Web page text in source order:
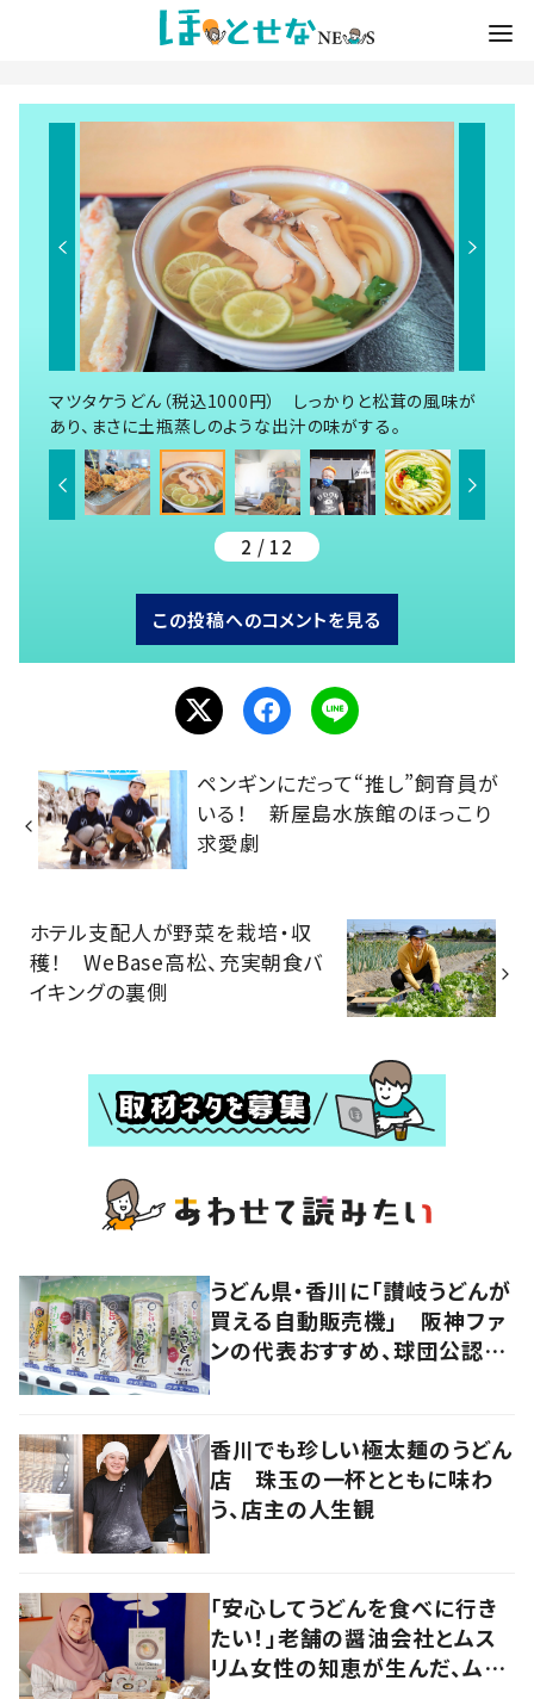
マツタケうどん（税込1000円） しっかりと松茸の風味が
あり、まさに土瓶蒸しのような出汁の味がする。
2 / 12
この投稿へのコメントを見る
ペンギンにだって“推し”飼育員が
いる！ 新屋島水族館のほっこり
求愛劇
ホテル支配人が野菜を栽培・収
穫！ WeBase高松、充実朝食バ
イキングの裏側
うどん県・香川に「讃岐うどんが
買える自動販売機」 阪神ファ
ンの代表おすすめ、球団公認カ
香川でも珍しい極太麺のうどん
店 珠玉の一杯とともに味わ
う、店主の人生観
「安心してうどんを食べに行き
たい！」老舗の醤油会社とムス
リム女性の知恵が生んだ、ムス